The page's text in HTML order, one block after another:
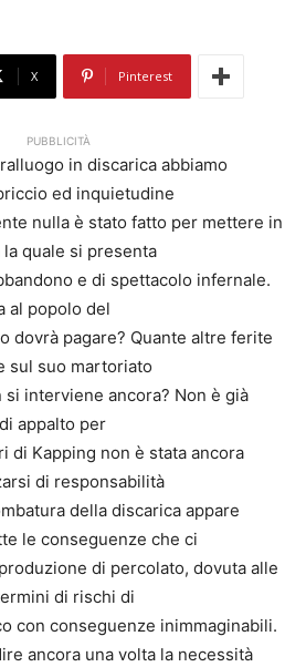
X Pinterest
PUBBLICITÀ
in discarica abbiamo
ed inquietudine
nulla è stato fatto per mettere in
quale si presenta
e di spettacolo infernale.
al popolo del
dovrà pagare? Quante altre ferite
sul suo martoriato
interviene ancora? Non è già
appalto per
di Kapping non è stata ancora
di responsabilità
della discarica appare
le conseguenze che ci
di percolato, dovuta alle
di rischi di
con conseguenze inimmaginabili.
ancora una volta la necessità